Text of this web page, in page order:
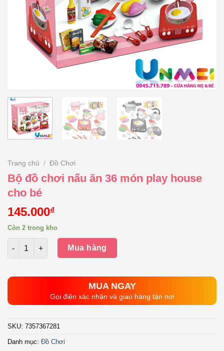
Trang chủ / Đồ Chơi
Bộ đồ chơi nấu ăn 36 món play house
cho bé
145.000₫
Còn 2 trong kho
Số lượng
Mua hàng
MUA NGAY
Gọi điện xác nhận và giao hàng tận nơi
SKU: 7357367281
Danh mục: Đồ Chơi